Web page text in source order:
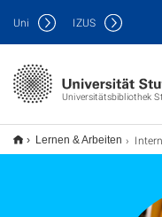
Universitätsbibliothek
Uni IZUS
Lernen & Arbeiten